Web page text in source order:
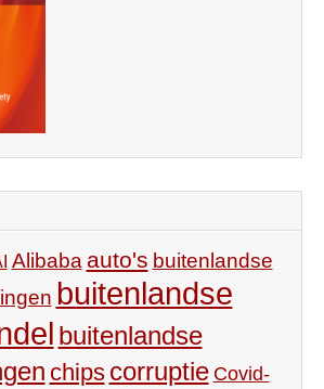
Alibaba auto's buitenlandse
buitenlandse
buitenlandse
chips corruptie Covid-